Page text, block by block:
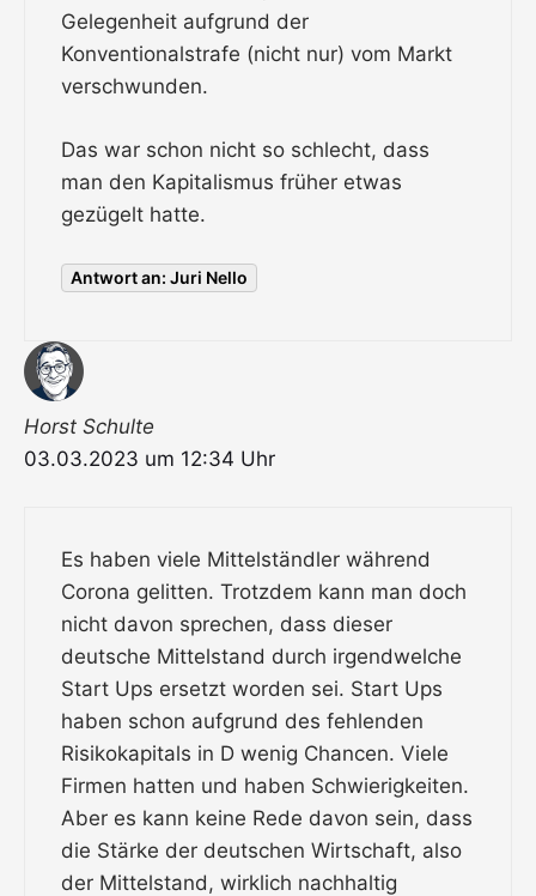
Gelegenheit aufgrund der
Konventionalstrafe (nicht nur) vom Markt
verschwunden.
Das war schon nicht so schlecht, dass
man den Kapitalismus früher etwas
gezügelt hatte.
Antwort an: Juri Nello
Horst Schulte
03.03.2023 um 12:34 Uhr
Es haben viele Mittelständler während
Corona gelitten. Trotzdem kann man doch
nicht davon sprechen, dass dieser
deutsche Mittelstand durch irgendwelche
Start Ups ersetzt worden sei. Start Ups
haben schon aufgrund des fehlenden
Risikokapitals in D wenig Chancen. Viele
Firmen hatten und haben Schwierigkeiten.
Aber es kann keine Rede davon sein, dass
die Stärke der deutschen Wirtschaft, also
der Mittelstand, wirklich nachhaltig